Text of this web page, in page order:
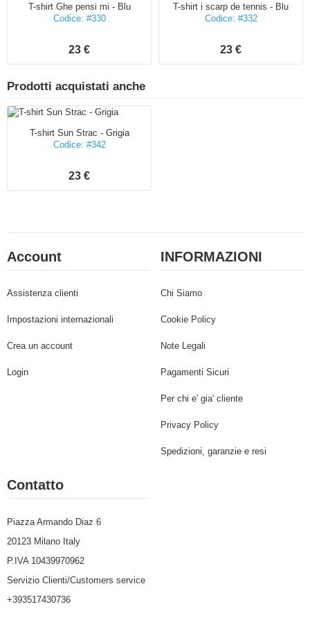
T-shirt Ghe pensi mi - Blu
Codice: #330
23 €
T-shirt i scarp de tennis - Blu
Codice: #332
23 €
Prodotti acquistati anche
T-shirt Sun Strac - Grigia
Codice: #342
23 €
Account
Assistenza clienti
Impostazioni internazionali
Crea un account
Login
INFORMAZIONI
Chi Siamo
Cookie Policy
Note Legali
Pagamenti Sicuri
Per chi e' gia' cliente
Privacy Policy
Spedizioni, garanzie e resi
Contatto
Piazza Armando Diaz 6
20123 Milano Italy
P.IVA 10439970962
Servizio Clienti/Customers service
+393517430736